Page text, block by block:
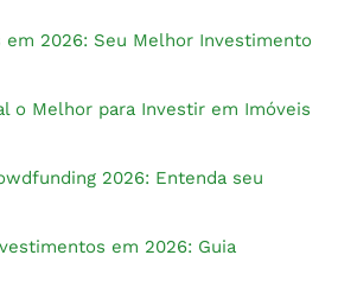
em 2026: Seu Melhor Investimento
o Melhor para Investir em Imóveis
2026: Entenda seu
em 2026: Guia